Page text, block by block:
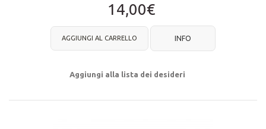
14,00€
AGGIUNGI AL CARRELLO INFO
Aggiungi alla lista dei desideri